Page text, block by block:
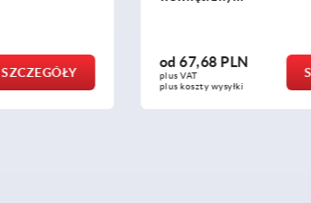
SZCZEGÓŁY
od67,68 PLN
plus VAT
plus koszty wysyłki